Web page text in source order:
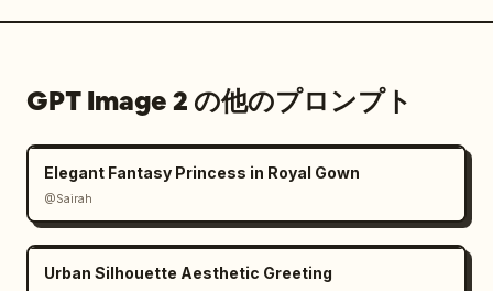
GPT Image 2 の他のプロンプト
Elegant Fantasy Princess in Royal Gown
@Sairah
Urban Silhouette Aesthetic Greeting